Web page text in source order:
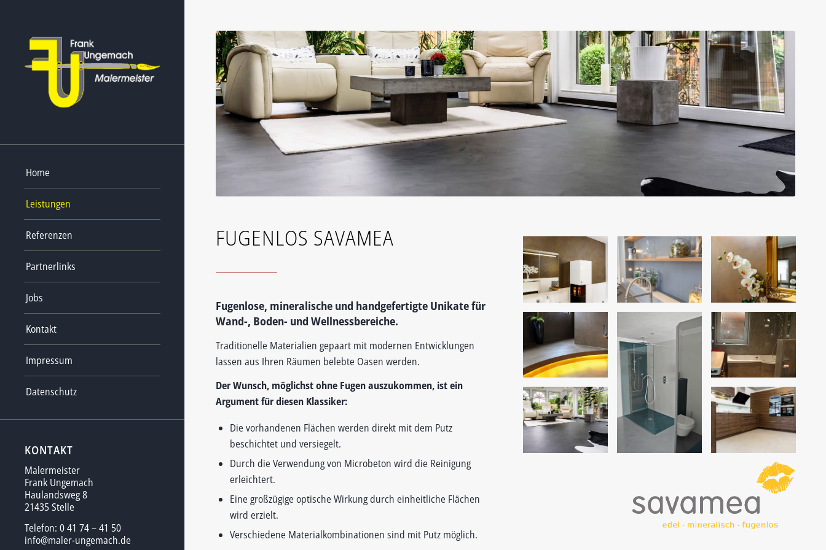
Home
Leistungen
Referenzen
Partnerlinks
Jobs
Kontakt
Impressum
Datenschutz
KONTAKT
Malermeister
Frank Ungemach
Haulandsweg 8
21435 Stelle
Telefon: 0 41 74 – 41 50
info@maler-ungemach.de
FUGENLOS SAVAMEA
Fugenlose, mineralische und handgefertigte Unikate für
Wand-, Boden- und Wellnessbereiche.
Traditionelle Materialien gepaart mit modernen Entwicklungen
lassen aus Ihren Räumen belebte Oasen werden.
Der Wunsch, möglichst ohne Fugen auszukommen, ist ein
Argument für diesen Klassiker:
Die vorhandenen Flächen werden direkt mit dem Putz
beschichtet und versiegelt.
Durch die Verwendung von Microbeton wird die Reinigung
erleichtert.
Eine großzügige optische Wirkung durch einheitliche Flächen
wird erzielt.
Verschiedene Materialkombinationen sind mit Putz möglich.